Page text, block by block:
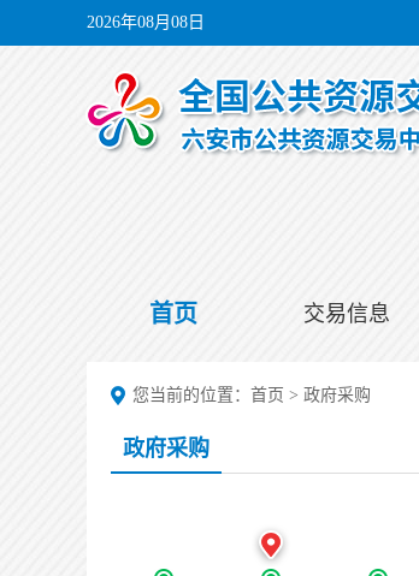
2026年08月08日
首页 交易信息
您当前的位置： 首页 > 政府采购
政府采购